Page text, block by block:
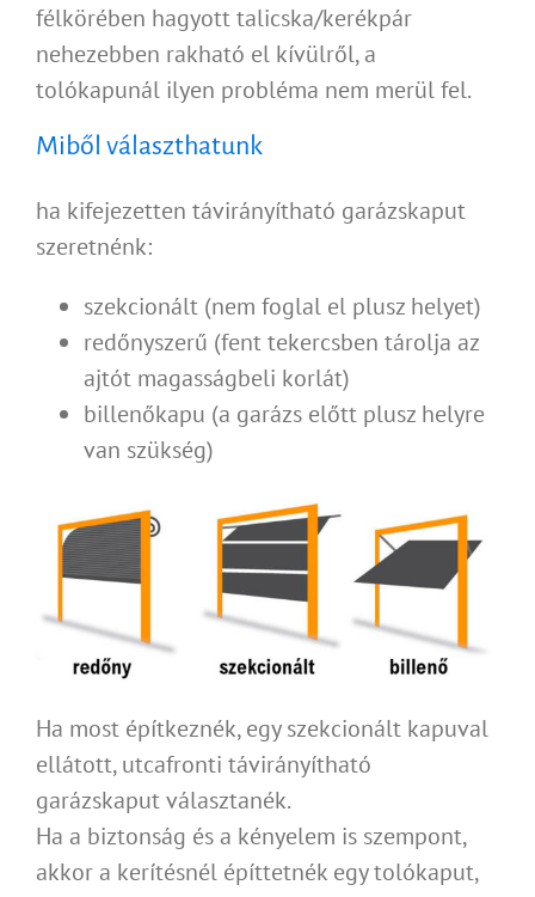
félkörében hagyott talicska/kerékpár
nehezebben rakható el kívülről, a
tolókapunál ilyen probléma nem merül fel.
Miből választhatunk
ha kifejezetten távirányítható garázskaput
szeretnénk:
szekcionált (nem foglal el plusz helyet)
redőnyszerű (fent tekercsben tárolja az
ajtót magasságbeli korlát)
billenőkapu (a garázs előtt plusz helyre
van szükség)
Ha most építkeznék, egy szekcionált kapuval
ellátott, utcafronti távirányítható
garázskaput választanék.
Ha a biztonság és a kényelem is szempont,
akkor a kerítésnél építtetnék egy tolókaput,